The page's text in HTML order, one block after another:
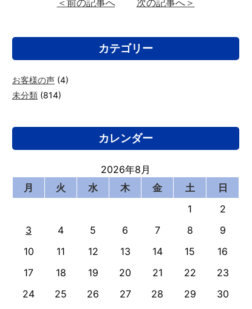
＜前の記事へ 次の記事へ＞
カテゴリー
お客様の声 (4)
未分類 (814)
カレンダー
2026年8月
月
火 水 木 金 土
日
1
2
3
4 5 6 7 8
9
10
11 12 13 14 15
16
17
18 19 20 21 22
23
24
25 26 27 28 29 30